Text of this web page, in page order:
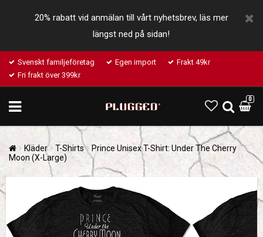
20% rabatt vid anmälan till vårt nyhetsbrev, läs mer
längst ned på sidan!
Svenskt familjeföretag Egen import
Frakt 49kr
Fri frakt över 399kr
0
Kläder T-Shirts
Prince Unisex T-Shirt: Under The Cherry
Moon (X-Large)